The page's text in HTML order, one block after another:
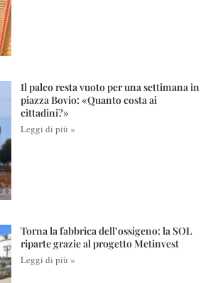
Il palco resta vuoto per una settimana in
piazza Bovio: «Quanto costa ai
cittadini?»
Leggi di più »
Torna la fabbrica dell’ossigeno: la SOL
riparte grazie al progetto Metinvest
Leggi di più »